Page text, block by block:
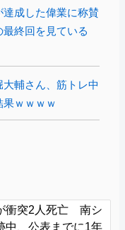
達成した偉業に称賛
終回を見ている
大輔さん、筋トレ中
ｗｗｗｗ
衝突2人死亡 南シ
中、公表までに1年